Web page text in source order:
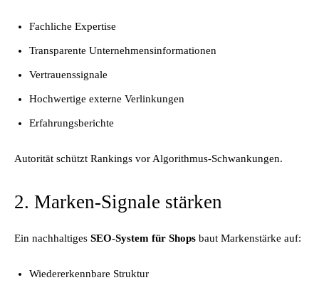
Fachliche Expertise
Transparente Unternehmensinformationen
Vertrauenssignale
Hochwertige externe Verlinkungen
Erfahrungsberichte
Autorität schützt Rankings vor Algorithmus-Schwankungen.
2. Marken-Signale stärken
Ein nachhaltiges SEO-System für Shops baut Markenstärke auf:
Wiedererkennbare Struktur